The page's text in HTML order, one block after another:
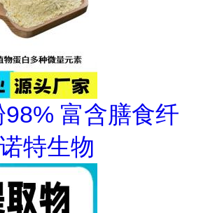
富含膳食纤
特生物